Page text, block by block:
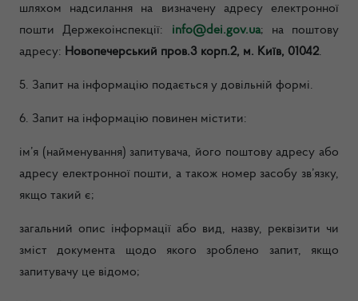
шляхом надсилання на визначену адресу електронної
пошти Держекоінспекції: info@dei.gov.ua; на поштову
адресу: Новопечерський пров.3 корп.2, м. Київ, 01042.
5. Запит на інформацію подається у довільній формі.
6. Запит на інформацію повинен містити:
ім’я (найменування) запитувача, його поштову адресу або
адресу електронної пошти, а також номер засобу зв’язку,
якщо такий є;
загальний опис інформації або вид, назву, реквізити чи
зміст документа щодо якого зроблено запит, якщо
запитувачу це відомо;